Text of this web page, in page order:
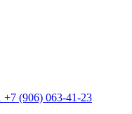
+7 (906) 063-41-23